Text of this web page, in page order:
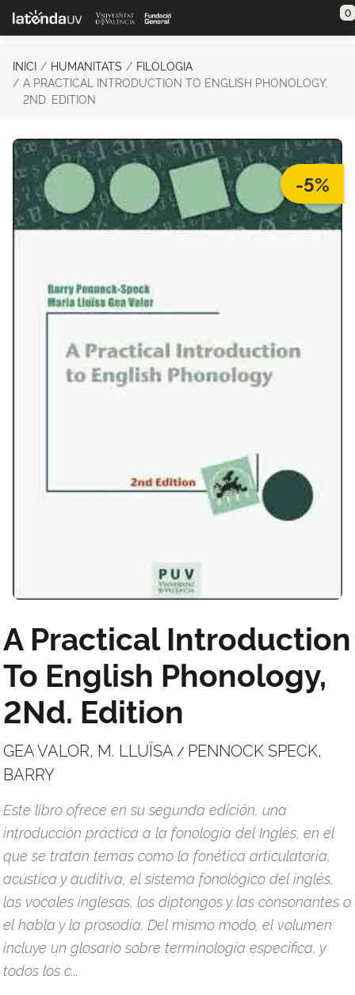
Saltar al contenido principal 0
INICI HUMANITATS
FILOLOGIA
A PRACTICAL INTRODUCTION TO ENGLISH PHONOLOGY,
2ND. EDITION
-5%
A Practical Introduction
To English Phonology,
2Nd. Edition
GEA VALOR, M. LLUÏSA / PENNOCK SPECK,
BARRY
Este libro ofrece en su segunda edición, una
introducción práctica a la fonología del Inglés, en el
que se tratan temas como la fonética articulatoria,
acústica y auditiva, el sistema fonológico del inglés,
las vocales inglesas, los diptongos y las consonantes o
el habla y la prosodia. Del mismo modo, el volumen
incluye un glosario sobre terminología específica, y
todos los c...